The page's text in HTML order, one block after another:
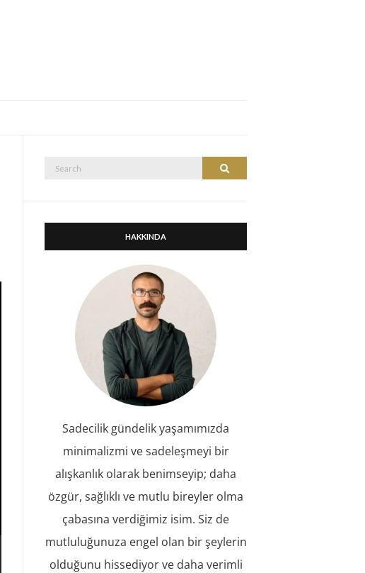
Search
HAKKINDA
Sadecilik gündelik yaşamımızda
minimalizmi ve sadeleşmeyi bir
alışkanlık olarak benimseyip; daha
özgür, sağlıklı ve mutlu bireyler olma
çabasına verdiğimiz isim. Siz de
mutluluğunuza engel olan bir şeylerin
olduğunu hissediyor ve daha verimli